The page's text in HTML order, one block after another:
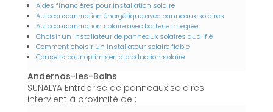
Aides financières pour installation solaire
Autoconsommation énergétique avec panneaux solaires
Autoconsommation solaire avec batterie intégrée
Choisir un installateur de panneaux solaires qualifié
Comment choisir un installateur solaire fiable
Conseils pour optimiser la production solaire
Andernos-les-Bains
SUNALYA Entreprise de panneaux solaires
intervient à proximité de :